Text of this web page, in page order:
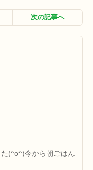
次の記事へ
(^o^)今から朝ごはん